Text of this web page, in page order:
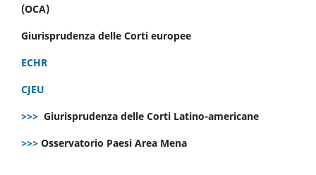
(OCA)
Giurisprudenza delle Corti europee
ECHR
CJEU
>>> Giurisprudenza delle Corti Latino-americane
>>> Osservatorio Paesi Area Mena